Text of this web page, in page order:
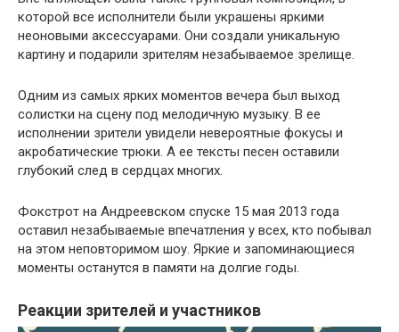
которой все исполнители были украшены яркими
неоновыми аксессуарами. Они создали уникальную
картину и подарили зрителям незабываемое зрелище.
Одним из самых ярких моментов вечера был выход
солистки на сцену под мелодичную музыку. В ее
исполнении зрители увидели невероятные фокусы и
акробатические трюки. А ее тексты песен оставили
глубокий след в сердцах многих.
Фокстрот на Андреевском спуске 15 мая 2013 года
оставил незабываемые впечатления у всех, кто побывал
на этом неповторимом шоу. Яркие и запоминающиеся
моменты останутся в памяти на долгие годы.
Реакции зрителей и участников